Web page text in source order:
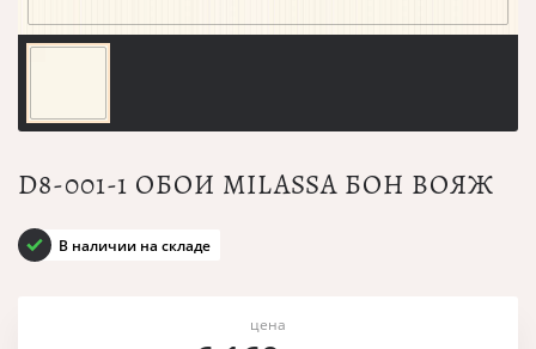
D8-001-1 ОБОИ MILASSA БОН ВОЯЖ
В наличии на складе
цена